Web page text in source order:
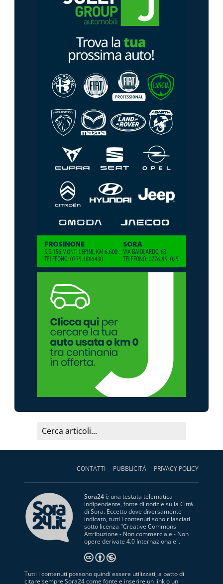
CONTATTI PUBBLICITÀ PRIVACY POLICY
Sora24è una testata telematica
indipendente, fonte di notizie sulla Città
di Sora. Eccetto dove diversamente
indicato, tutti i contenuti sono rilasciati
sotto licenza "Creative Commons
Attribuzione - Non commerciale - Non
opere derivate 4.0 Internazionale".
Tutti i contenuti possono quindi essere utilizzati, a patto di
citare sempre Sora24 come fonte e inserire un link o un